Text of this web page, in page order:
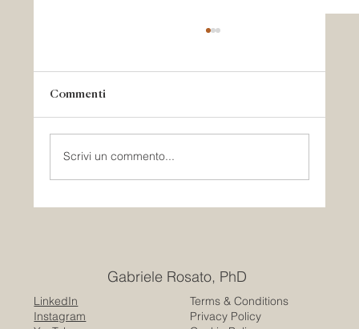
Commenti
Scrivi un commento...
Gabriele Rosato, PhD
Terms & Conditions
Privacy Policy
LinkedIn
Instagram